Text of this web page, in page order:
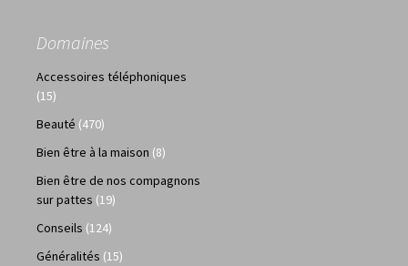
Domaines
Accessoires téléphoniques
(15)
Beauté (470)
Bien être à la maison (8)
Bien être de nos compagnons
sur pattes (19)
Conseils (124)
Généralités (15)